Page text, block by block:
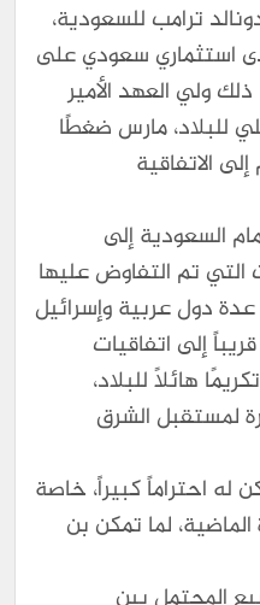
ترامب للسعودية،
استثماري سعودي على
ولي العهد الأمير
للبلاد، مارس ضغطًا
الاتفاقية
السعودية إلى
التي تم التفاوض عليها
دول عربية وإسرائيل
إلى اتفاقيات
هائلًا للبلاد،
لمستقبل الشرق
احتراماً كبيراً، خاصة
الماضية، لما تمكن بن